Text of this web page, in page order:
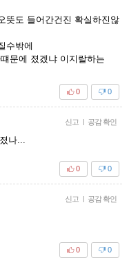
뜻도 들어간건진 확실하진않
수밖에
문에 졌겠냐 이지랄하는
0
0
신고 | 공감 확인
나...
0
0
신고 | 공감 확인
0
0